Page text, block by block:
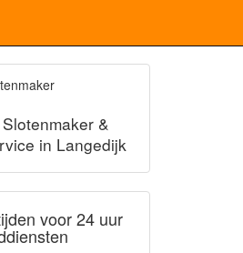
&
in Langedijk
voor 24 uur